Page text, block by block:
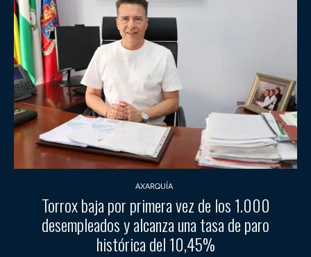
AXARQUÍA
Torrox baja por primera vez de los 1.000
desempleados y alcanza una tasa de paro
histórica del 10,45%